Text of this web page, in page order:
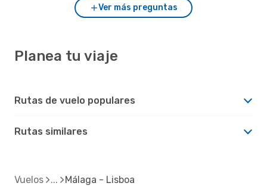
Ver más preguntas
Planea tu viaje
Rutas de vuelo populares
Rutas similares
Vuelos Málaga - Lisboa